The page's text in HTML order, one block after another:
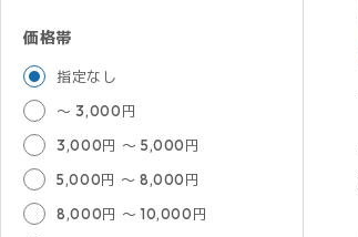
価格帯
指定なし
～ 3,000円
3,000円 ～ 5,000円
5,000円 ～ 8,000円
8,000円 ～ 10,000円